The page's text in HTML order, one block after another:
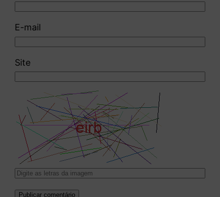
E-mail
Site